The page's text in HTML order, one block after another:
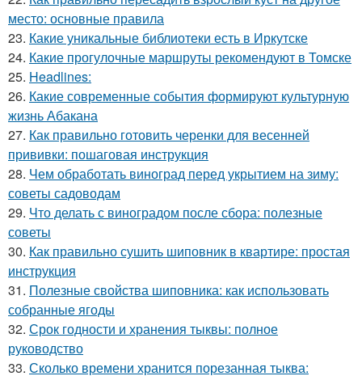
место: основные правила
23. Какие уникальные библиотеки есть в Иркутске
24. Какие прогулочные маршруты рекомендуют в Томске
25. Headlines:
26. Какие современные события формируют культурную
жизнь Абакана
27. Как правильно готовить черенки для весенней
прививки: пошаговая инструкция
28. Чем обработать виноград перед укрытием на зиму:
советы садоводам
29. Что делать с виноградом после сбора: полезные
советы
30. Как правильно сушить шиповник в квартире: простая
инструкция
31. Полезные свойства шиповника: как использовать
собранные ягоды
32. Срок годности и хранения тыквы: полное
руководство
33. Сколько времени хранится порезанная тыква: